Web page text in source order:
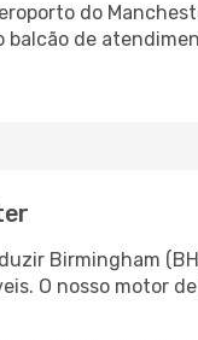
do
de
Birmingham
O nosso motor